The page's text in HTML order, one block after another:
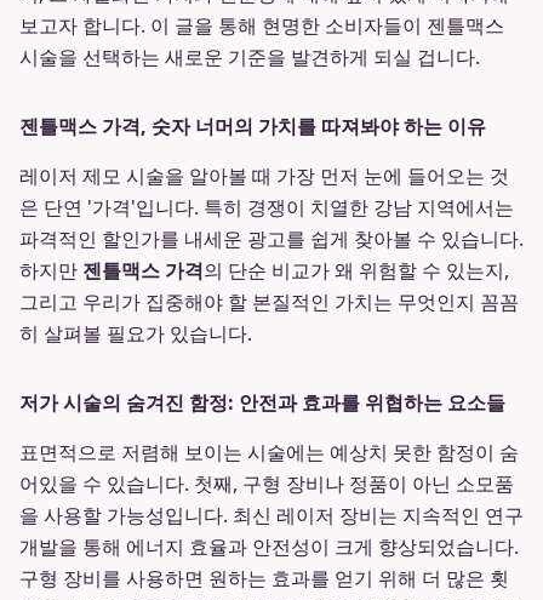
보고자 합니다. 이 글을 통해 현명한 소비자들이 젠틀맥스
시술을 선택하는 새로운 기준을 발견하게 되실 겁니다.
젠틀맥스 가격, 숫자 너머의 가치를 따져봐야 하는 이유
레이저 제모 시술을 알아볼 때 가장 먼저 눈에 들어오는 것
은 단연 '가격'입니다. 특히 경쟁이 치열한 강남 지역에서는
파격적인 할인가를 내세운 광고를 쉽게 찾아볼 수 있습니다.
하지만 젠틀맥스 가격의 단순 비교가 왜 위험할 수 있는지,
그리고 우리가 집중해야 할 본질적인 가치는 무엇인지 꼼꼼
히 살펴볼 필요가 있습니다.
저가 시술의 숨겨진 함정: 안전과 효과를 위협하는 요소들
표면적으로 저렴해 보이는 시술에는 예상치 못한 함정이 숨
어있을 수 있습니다. 첫째, 구형 장비나 정품이 아닌 소모품
을 사용할 가능성입니다. 최신 레이저 장비는 지속적인 연구
개발을 통해 에너지 효율과 안전성이 크게 향상되었습니다.
구형 장비를 사용하면 원하는 효과를 얻기 위해 더 많은 횟